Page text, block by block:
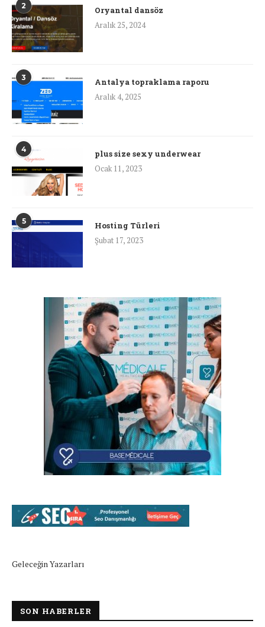
2
Oryantal dansöz
Aralık 25, 2024
3
Antalya topraklama raporu
Aralık 4, 2025
4
plus size sexy underwear
Ocak 11, 2023
5
Hosting Türleri
Şubat 17, 2023
Geleceğin Yazarları
SON HABERLER